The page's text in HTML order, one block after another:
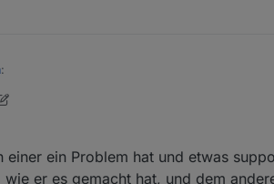
:
machen und das nächste dann mal
Benutzer
ein Problem hat und etwas
er es gemacht hat, und dem